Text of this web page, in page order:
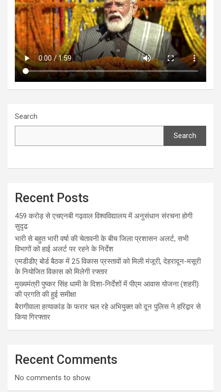
Search
Search
Recent Posts
459 करोड़ से एचएनबी गढ़वाल विश्वविद्यालय में अनुसंधान संरचना होगी
सुदृढ
भारी से बहुत भारी वर्षा की चेतावनी के बीच जिला प्रशासन अलर्ट, सभी
विभागों को हाई अलर्ट पर रहने के निर्देश
एमडीडीए बोर्ड बैठक में 25 विकास प्रस्तावों को मिली मंजूरी, देहरादून-मसूरी
के नियोजित विकास को मिलेगी रफ्तार
मुख्यमंत्री पुष्कर सिंह धामी के दिशा-निर्देशों में पीएम आवास योजना (शहरी)
की प्रगति की हुई समीक्षा
बैरागीवाला हत्याकांड के फरार चल रहे अभियुक्त को दून पुलिस ने हरिद्वार से
किया गिरफ्तार
Recent Comments
No comments to show.